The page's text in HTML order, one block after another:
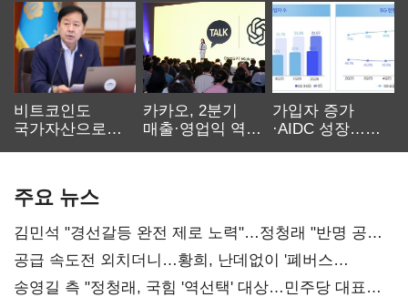
비트코인도
국가자산으로…'
카카오, 2분기
매출·영업익 역대
가입자 증가
·AIDC 성장…
주요 뉴스
김민석 "경선갈등 완전 제로 노력"…정청래 "반명 공세
사과부터"
공급 속도전 외치더니…황희, 난데없이 '폐버스
리모델링' 제안
송영길 측 "정청래, 국힘 '역선택' 대상…민주당 대표로